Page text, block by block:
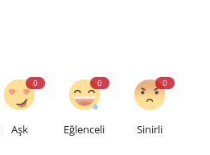
0
Aşk
0
Eğlenceli
0
Sinirli